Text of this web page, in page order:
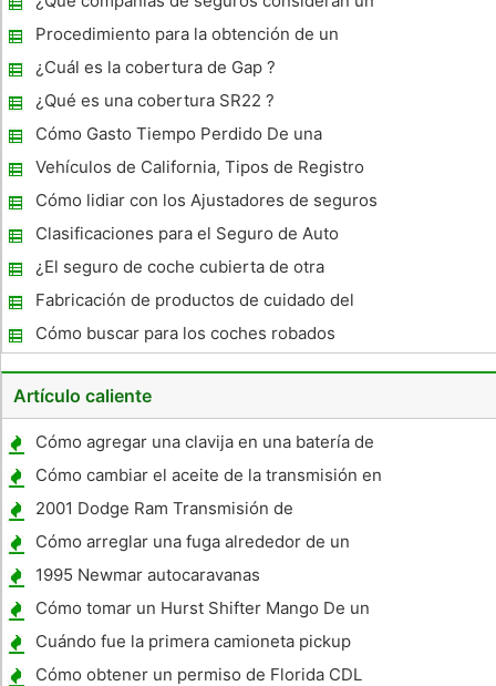
coche deportivo
Procedimiento para la obtención de un
título de salvamento en Tennessee
¿Cuál es la cobertura de Gap ?
¿Qué es una cobertura SR22 ?
Cómo Gasto Tiempo Perdido De una
reclamación de seguro de
Vehículos de California, Tipos de Registro
Cómo lidiar con los Ajustadores de seguros
y resolver su reclamo
Clasificaciones para el Seguro de Auto
¿El seguro de coche cubierta de otra
persona conduce su coche ?
Fabricación de productos de cuidado del
cabello con proteína vegetal
Cómo buscar para los coches robados
Artículo caliente
Cómo agregar una clavija en una batería de
la motocicleta
Cómo cambiar el aceite de la transmisión en
un Jeep Wrangler 1990
2001 Dodge Ram Transmisión de
Información
Cómo arreglar una fuga alrededor de un
parabrisas trasero del coche
1995 Newmar autocaravanas
Especificaciones
Cómo tomar un Hurst Shifter Mango De un
GTO 1967
Cuándo fue la primera camioneta pickup
construido?
Cómo obtener un permiso de Florida CDL